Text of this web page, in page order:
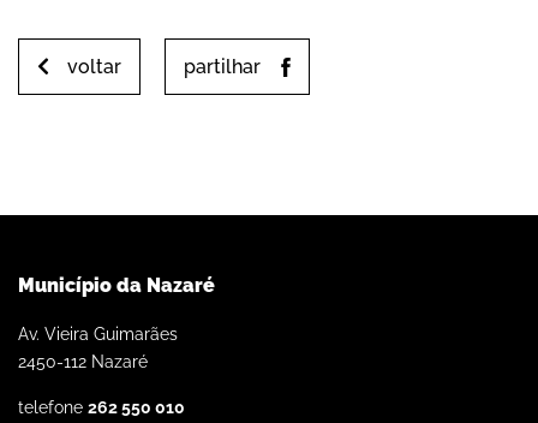
voltar partilhar
Município da Nazaré
Av. Vieira Guimarães
2450-112 Nazaré
telefone 262 550 010